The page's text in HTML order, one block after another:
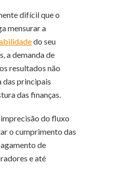
difícil que o
mensurar a
do seu
a demanda de
resultados não
das principais
das finanças.
do fluxo
o cumprimento das
de
e até